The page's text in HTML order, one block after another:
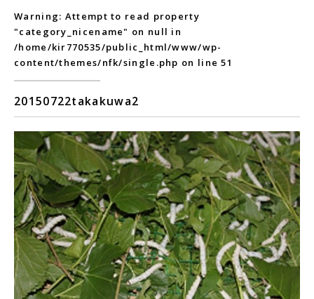
Warning: Attempt to read property
"category_nicename" on null in
/home/kir770535/public_html/www/wp-
content/themes/nfk/single.php on line51
20150722takakuwa2